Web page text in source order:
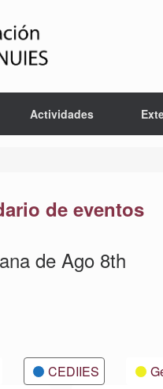
Actividades
de eventos
de Ago 8th
CEDIIES